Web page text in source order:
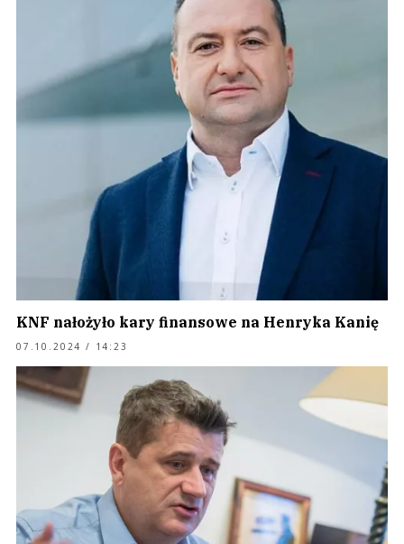
KNF nałożyło kary finansowe na Henryka Kanię
07.10.2024 / 14:23